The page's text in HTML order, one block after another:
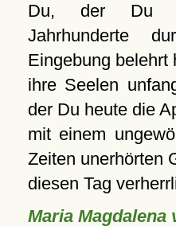
Du, der Du
Jahrhunderte
Eingebung belehrt
ihre Seelen
der Du heute die
mit einem
Zeiten unerhörten
diesen Tag
Maria Magdalena